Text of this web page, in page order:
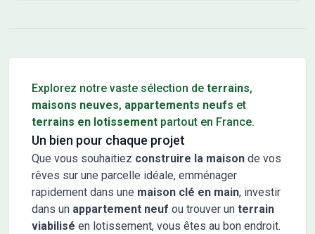
Explorez notre vaste sélection de terrains,
maisons neuves, appartements neufs et
terrains en lotissement partout en France.
Un bien pour chaque projet
Que vous souhaitiez construire la maison de vos
rêves sur une parcelle idéale, emménager
rapidement dans une maison clé en main, investir
dans un appartement neuf ou trouver un terrain
viabilisé en lotissement, vous êtes au bon endroit.